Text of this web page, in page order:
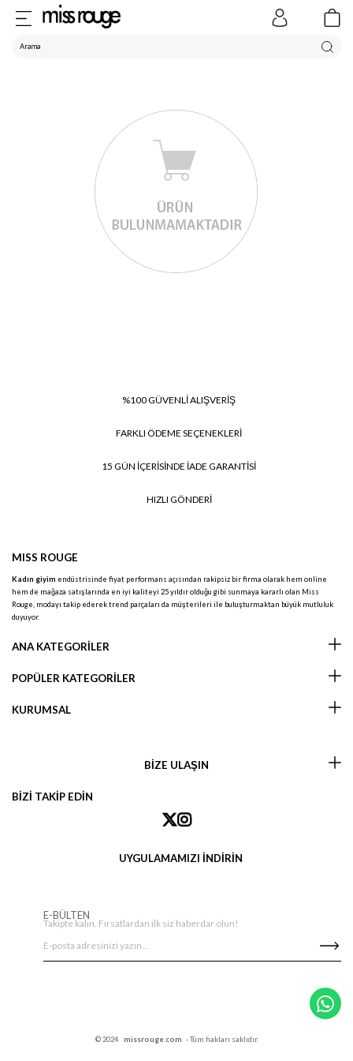
%100 GÜVENLİ ALIŞVERİŞ
FARKLI ÖDEME SEÇENEKLERİ
15 GÜN İÇERİSİNDE İADE GARANTİSİ
HIZLI GÖNDERİ
MISS ROUGE
Kadın giyim endüstrisinde fiyat performans açısından rakipsiz bir firma olarak hem online
hem de mağaza satışlarında en iyi kaliteyi 25 yıldır olduğu gibi sunmaya kararlı olan Miss
Rouge, modayı takip ederek trend parçaları da müşterileri ile buluşturmaktan büyük mutluluk
duyuyor.
ANA KATEGORİLER
POPÜLER KATEGORİLER
KURUMSAL
BİZE ULAŞIN
BİZİ TAKİP EDİN
UYGULAMAMIZI İNDİRİN
E-BÜLTEN
Takipte kalın. Fırsatlardan ilk siz haberdar olun!
© 2024 missrouge.com - Tüm hakları saklıdır.